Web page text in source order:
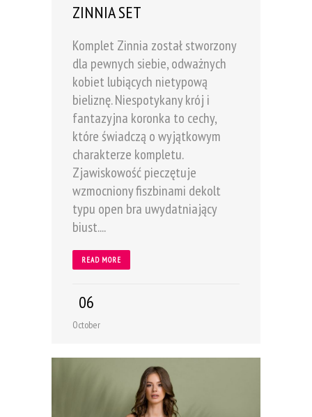
ZINNIA SET
Komplet Zinnia został stworzony
dla pewnych siebie, odważnych
kobiet lubiących nietypową
bieliznę. Niespotykany krój i
fantazyjna koronka to cechy,
które świadczą o wyjątkowym
charakterze kompletu.
Zjawiskowość pieczętuje
wzmocniony fiszbinami dekolt
typu open bra uwydatniający
biust....
READ MORE
06
October